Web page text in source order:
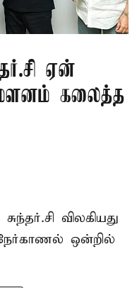
ஏன்
கலைத்த
விலகியது
ஒன்றில்